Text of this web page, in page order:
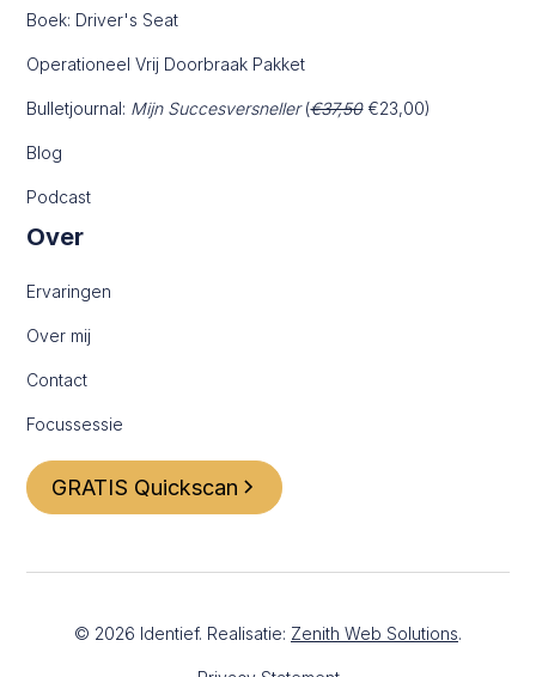
Boek: Driver's Seat
Operationeel Vrij Doorbraak Pakket
Bulletjournal: Mijn Succesversneller(€37,50€23,00)
Blog
Podcast
Over
Ervaringen
Over mij
Contact
Focussessie
GRATIS Quickscan
© 2026 Identief. Realisatie: Zenith Web Solutions.